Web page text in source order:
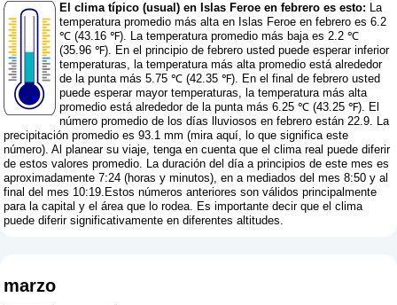
El clima típico (usual) en Islas Feroe en febrero es esto: La
temperatura promedio más alta en Islas Feroe en febrero es 6.2
℃ (43.16 ℉). La temperatura promedio más baja es 2.2 ℃
(35.96 ℉). En el principio de febrero usted puede esperar inferior
temperaturas, la temperatura más alta promedio está alrededor
de la punta más 5.75 ℃ (42.35 ℉). En el final de febrero usted
puede esperar mayor temperaturas, la temperatura más alta
promedio está alrededor de la punta más 6.25 ℃ (43.25 ℉). El
número promedio de los días lluviosos en febrero están 22.9. La
precipitación promedio es 93.1 mm (mira aquí, lo que significa este
número). Al planear su viaje, tenga en cuenta que el clima real puede diferir
de estos valores promedio. La duración del día a principios de este mes es
aproximadamente 7:24 (horas y minutos), en a mediados del mes 8:50 y al
final del mes 10:19.Estos números anteriores son válidos principalmente
para la capital y el área que lo rodea. Es importante decir que el clima
puede diferir significativamente en diferentes altitudes.
marzo